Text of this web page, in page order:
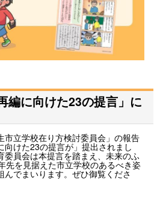
編に向けた23の提言」に
市立学校在り方検討委員会」の報告
向けた23の提言が」提出されまし
委員会は本提言を踏まえ、未来のふ
先を見据えた市立学校のあるべき姿
でまいります。ぜひ御覧くださ